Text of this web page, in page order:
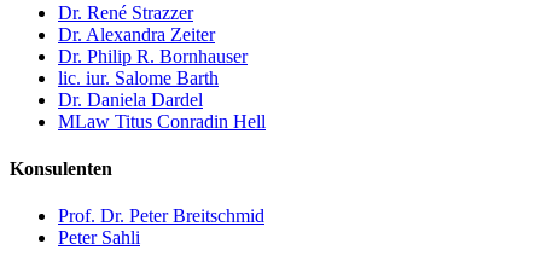
Dr. René Strazzer
Dr. Alexandra Zeiter
Dr. Philip R. Bornhauser
lic. iur. Salome Barth
Dr. Daniela Dardel
MLaw Titus Conradin Hell
Konsulenten
Prof. Dr. Peter Breitschmid
Peter Sahli